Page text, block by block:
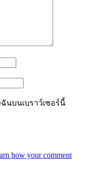
นบนเบราว์เซอร์นี้
how your comment